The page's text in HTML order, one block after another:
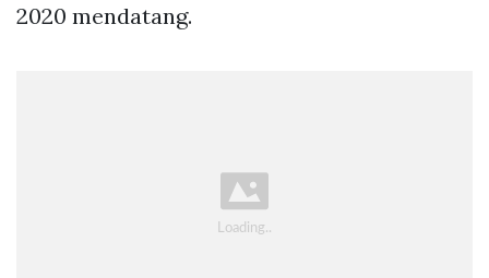
2020 mendatang.